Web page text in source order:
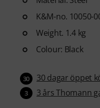
K&M-no. 10050-
Weight. 1.4 kg
Colour: Black
30 30 dagar öppet
3 3 års Thomann